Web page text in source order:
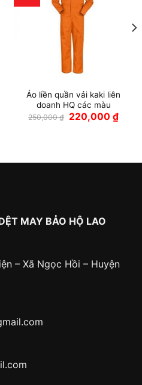
Áo liền quần vải kaki liên
doanh HQ các màu
250,000₫ Giá
gốc
220,000 ₫Giá
hiện
MAY BẢO HỘ LAO
– Xã Ngọc Hồi – Huyện